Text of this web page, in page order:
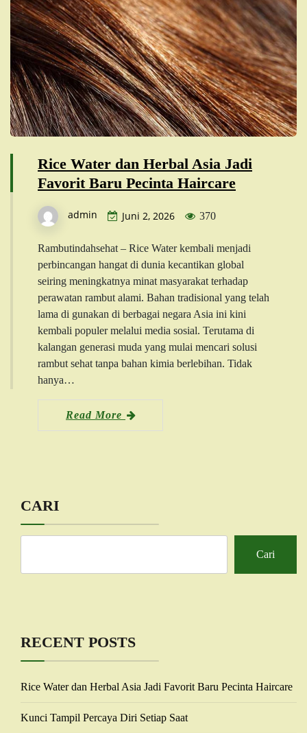
Rice Water dan Herbal Asia Jadi
Favorit Baru Pecinta Haircare
admin Juni 2, 2026 370
Rambutindahsehat – Rice Water kembali menjadi
perbincangan hangat di dunia kecantikan global
seiring meningkatnya minat masyarakat terhadap
perawatan rambut alami. Bahan tradisional yang telah
lama di gunakan di berbagai negara Asia ini kini
kembali populer melalui media sosial. Terutama di
kalangan generasi muda yang mulai mencari solusi
rambut sehat tanpa bahan kimia berlebihan. Tidak
hanya…
Read More
CARI
Cari
RECENT POSTS
Rice Water dan Herbal Asia Jadi Favorit Baru Pecinta Haircare
Kunci Tampil Percaya Diri Setiap Saat